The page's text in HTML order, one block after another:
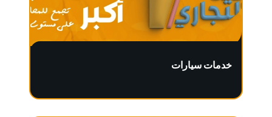
خدمات سيارات